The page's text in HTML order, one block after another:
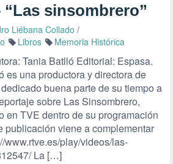
sinsombrero”
Liébana Collado /
Libros Memoria Histórica
Tania Batlló Editorial: Espasa.
es una productora y directora de
buena parte de su tiempo a
sobre Las Sinsombrero,
en TVE dentro de su programación
publicación viene a complementar
www.rtve.es/play/videos/las-
La […]